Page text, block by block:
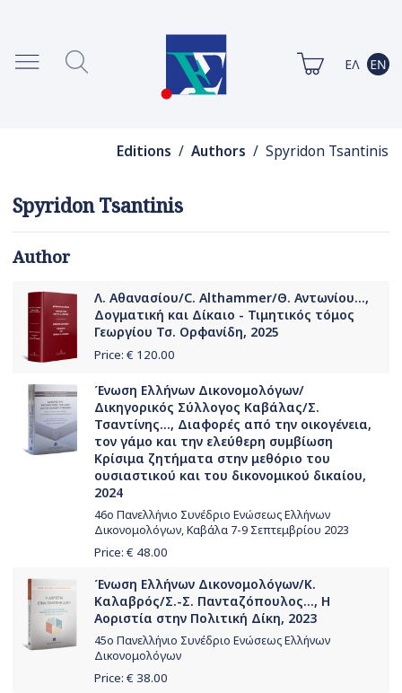
Editions / Authors / Spyridon Tsantinis
Spyridon Tsantinis
Author
Λ. Αθανασίου/C. Althammer/Θ. Αντωνίου...,
Δογματική και Δίκαιο - Τιμητικός τόμος
Γεωργίου Τσ. Ορφανίδη, 2025
Price: € 120.00
Ένωση Ελλήνων Δικονομολόγων/
Δικηγορικός Σύλλογος Καβάλας/Σ.
Τσαντίνης..., Διαφορές από την οικογένεια,
τον γάμο και την ελεύθερη συμβίωση
Κρίσιμα ζητήματα στην μεθόριο του
ουσιαστικού και του δικονομικού δικαίου,
2024
46ο Πανελλήνιο Συνέδριο Ενώσεως Ελλήνων
Δικονομολόγων, Καβάλα 7-9 Σεπτεμβρίου 2023
Price: € 48.00
Ένωση Ελλήνων Δικονομολόγων/Κ.
Καλαβρός/Σ.-Σ. Πανταζόπουλος..., Η
Αοριστία στην Πολιτική Δίκη, 2023
45ο Πανελλήνιο Συνέδριο Ενώσεως Ελλήνων
Δικονομολόγων
Price: € 38.00